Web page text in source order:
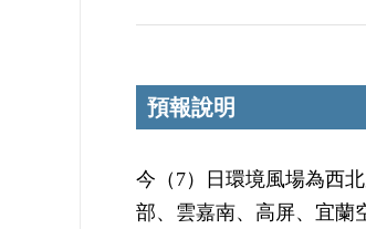
預報說明
今（7）日環境風場為西
部、雲嘉南、高屏、宜蘭